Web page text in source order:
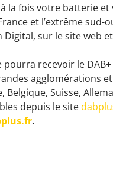
la fois votre batterie
et l’extrême sud-
Digital, sur le site web
recevoir le DAB+
agglomérations
Suisse,
depuis le site
.